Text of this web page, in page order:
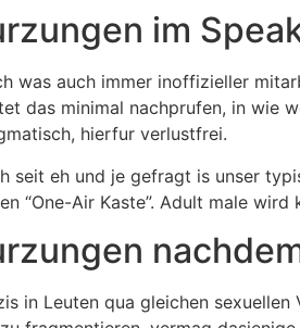
im
was auch immer inoffizieller
das minimal nachprufen, in wie
hierfur verlustfrei.
seit eh und je gefragt is unser
“One-Air Kaste”. Adult male
in Leuten qua gleichen